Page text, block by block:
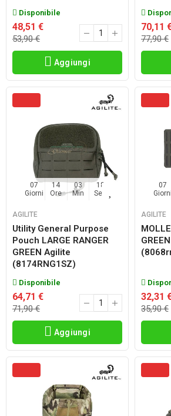
Disponibile
48,51 €
53,90 €
Aggiungi
70,11
77,90 €
07
Giorni
14
Ore
03
Min
17
Sec
AGILITE
Utility General Purpose
Pouch LARGE RANGER
GREEN Agilite
(8174RNG1SZ)
Disponibile
64,71 €
71,90 €
Aggiungi
07
Giorni
AGILITE
32,31
35,90 €